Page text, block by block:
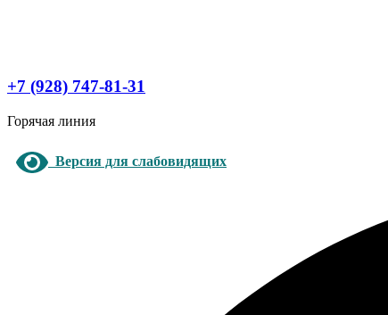
+7 (928) 747-81-31
Горячая линия
Версия для слабовидящих